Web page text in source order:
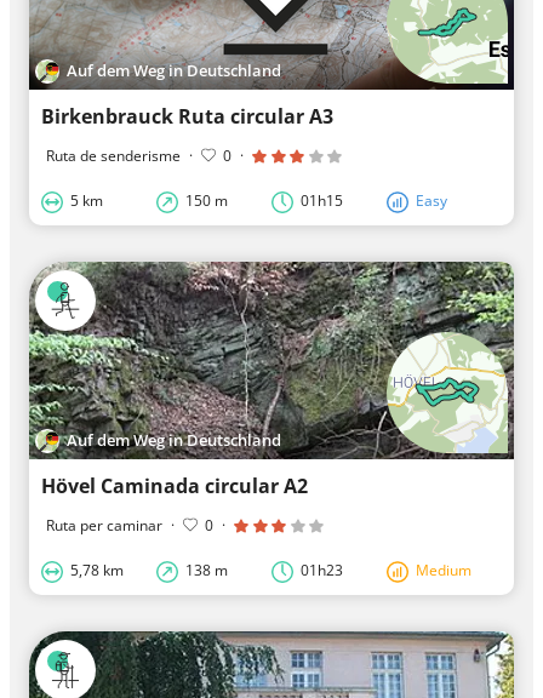
Auf dem Weg in Deutschland
Birkenbrauck Ruta circular A3
Ruta de senderisme · 0 ·
5 km 150 m 01h15 Easy
Auf dem Weg in Deutschland
Hövel Caminada circular A2
Ruta per caminar · 0 ·
5,78 km 138 m 01h23 Medium